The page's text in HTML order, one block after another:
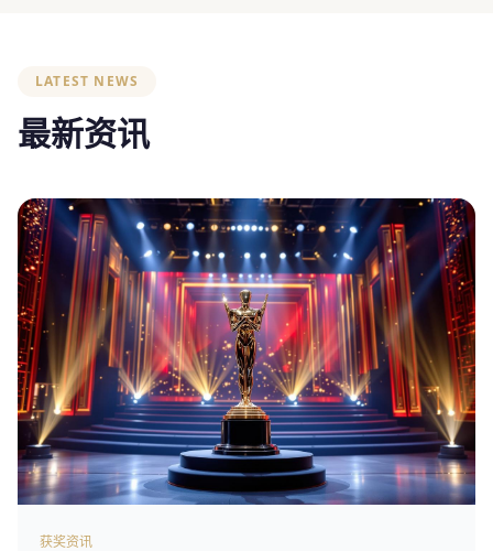
LATEST NEWS
最新资讯
获奖资讯